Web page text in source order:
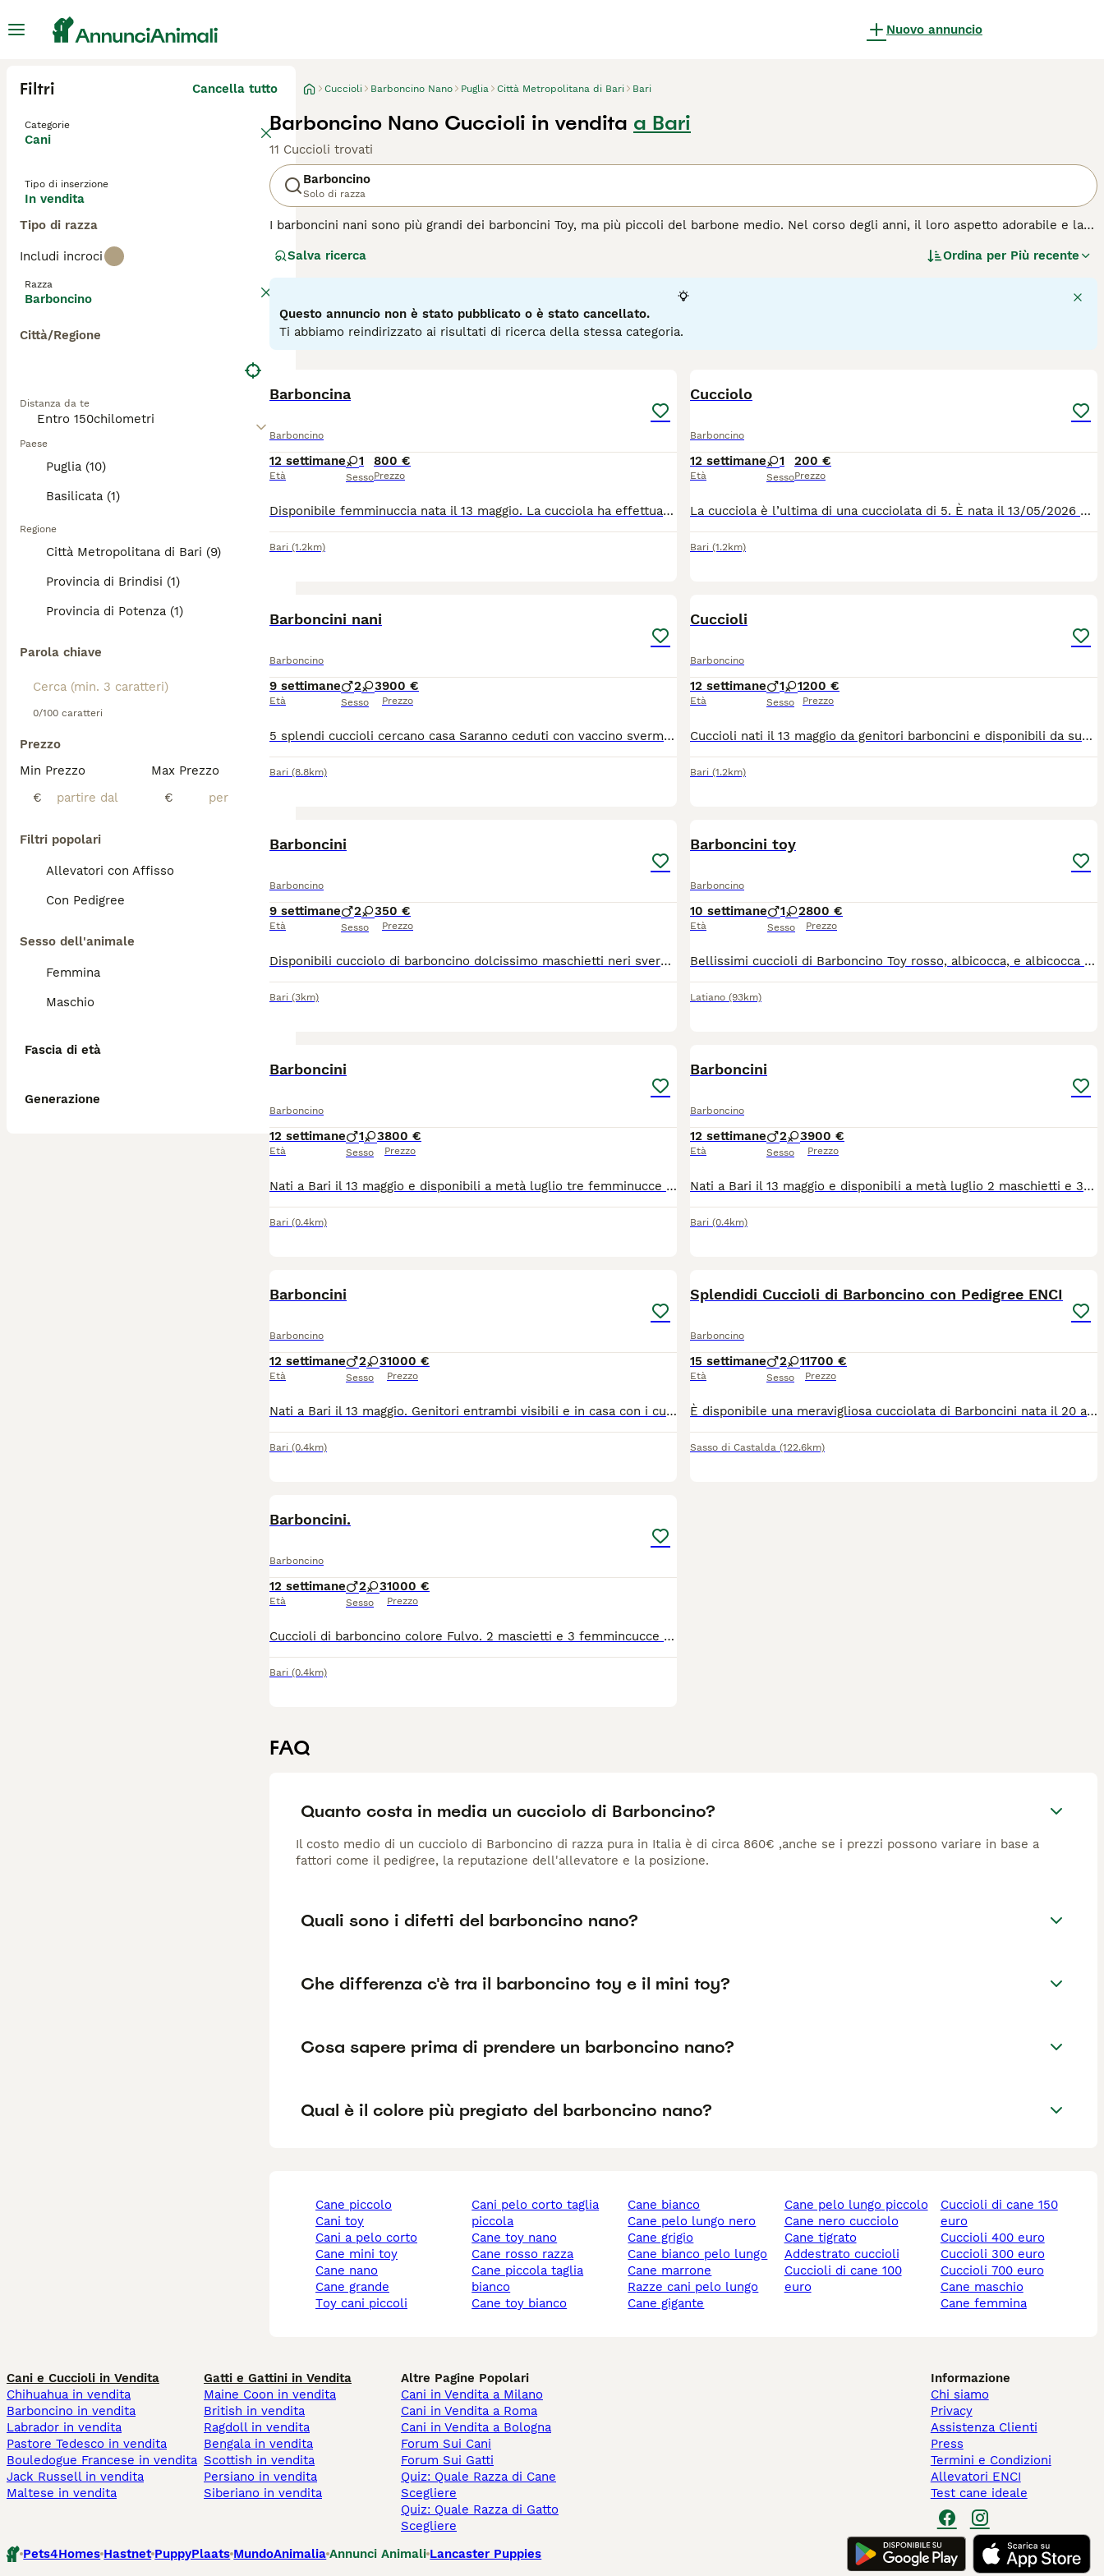
Nuovo annuncio
Filtri Cancella tutto
Categorie
Cani
Tipo di inserzione
In vendita
Tipo di razza
Includi incroci
Razza
Barboncino
Città/Regione
Distanza da te
Paese
Puglia (10)
Basilicata (1)
Regione
Città Metropolitana di Bari (9)
Provincia di Brindisi (1)
Provincia di Potenza (1)
Parola chiave
0/100 caratteri
Prezzo
Min Prezzo
€
Max Prezzo
€
Filtri popolari
Allevatori con Affisso
Con Pedigree
Sesso dell'animale
Femmina
Maschio
Fascia di età
Generazione
Cuccioli Barboncino Nano Puglia Città Metropolitana di Bari Bari
Barboncino Nano Cuccioli in vendita a Bari
11 Cuccioli trovati
Barboncino
Solo di razza
I barboncini nani sono più grandi dei barboncini Toy, ma più piccoli del barbone medio. Nel corso degli anni, il loro aspetto adorabile e la
un grosso vantaggio se si vuole condividere la casa con un barboncino. Il loro mantello, però, ha comunque bisogno di molta attenzione e
Leggi la nostra pagina di consigli sul Barboncinoper informazioni su questa razza di cane.
Salva ricerca Ordina per Più recente
Questo annuncio non è stato pubblicato o è stato cancellato.
Ti abbiamo reindirizzato ai risultati di ricerca della stessa categoria.
Barboncina
Barboncino
12 settimane
Età
1
Sesso
800 €
Prezzo
Disponibile femminuccia nata il 13 maggio. La cucciola ha effettuato i controlli veterinari, la sverminazione è il primo vaccino. Siamo a Policoro per le vacanze e poi saremo a bari
Bari (1.2km)
Cucciolo
Barboncino
12 settimane
Età
1
Sesso
200 €
Prezzo
La cucciola è l’ultima di una cucciolata di 5. È nata il 13/05/2026 ed è già disponibile. A differenza di fratelli e sorelle, nonché di mamma e papà, che hanno da subito presentato un manto undulato, la piccola si presenta con le orecchie ricce ma con il corpo liscio e morbidissimo. Nulla esclude un eventuale prossimo arricchimento, ma ad oggi così non è!
Bari (1.2km)
Barboncini nani
Barboncino
9 settimane
Età
2 3
Sesso
900 €
Prezzo
5 splendi cuccioli cercano casa Saranno ceduti con vaccino sverminazione e libretto sanitario genitori visibili 2 maschi neri e 3 femmine albicocca
Bari (8.8km)
Cuccioli
Barboncino
12 settimane
Età
1 1
Sesso
200 €
Prezzo
Cuccioli nati il 13 maggio da genitori barboncini e disponibili da subito a Policoro o Bari. I cuccioli hanno fatto sverminazione e primo vaccino
Bari (1.2km)
Barboncini
Barboncino
9 settimane
Età
2 3
Sesso
50 €
Prezzo
Disponibili cucciolo di barboncino dolcissimo maschietti neri sverminato e 1 vaccino con libretto sanitario
Bari (3km)
Barboncini toy
Barboncino
10 settimane
Età
1 2
Sesso
800 €
Prezzo
Bellissimi cuccioli di Barboncino Toy rosso, albicocca, e albicocca scuro, nati il 27 maggio. Saranno cedute al compimento dei 2 mesi, il 27 luglio, con libretto sanitario e prima vaccinazione. Per maggiori informazioni non esitate a contattarmi.
Latiano (93km)
Barboncini
Barboncino
12 settimane
Età
1 3
Sesso
800 €
Prezzo
Nati a Bari il 13 maggio e disponibili a metà luglio tre femminucce e un maschietto di barboncino. I genitori sono visibili
Bari (0.4km)
Barboncini
Barboncino
12 settimane
Età
2 3
Sesso
900 €
Prezzo
Nati a Bari il 13 maggio e disponibili a metà luglio 2 maschietti e 3 femminucceGenitori entrambi visibili.
Bari (0.4km)
Barboncini
Barboncino
12 settimane
Età
2 3
Sesso
1000 €
Prezzo
Nati a Bari il 13 maggio. Genitori entrambi visibili e in casa con i cuccioli. Sono disponibili 3 femmine e 2 maschi
Bari (0.4km)
Splendidi Cuccioli di Barboncino con Pedigree ENCI
Barboncino
15 settimane
Età
2 1
Sesso
1700 €
Prezzo
È disponibile una meravigliosa cucciolata di Barboncini nata il 20 aprile, composta da due maschi e una femmina. I piccoli crescono in un ambiente familiare protetto, circondati da amore e attenzioni per garantire loro una corretta socializzazione e un carattere sano ed equilibrato. I genitori sono entrambi visibili ed eccellenti rappresentanti della razza: la mamma misura 26 cm al garrese e il papà misura 25 cm al garrese. I cuccioli saranno pronti per entrare a far parte delle loro nuove famiglie al compimento dei 90 giorni, indicativamente verso il 20 luglio. Verranno ceduti muniti di pedigree ENCI, microchip già inserito con relativa iscrizione all'anagrafe canina, ciclo vaccinale completo e regolare piano di sverminazioni registrato sul libretto sanitario. Il prezzo per ogni cucciolo è di 1.700 €. Per ricevere ulteriori informazioni, foto o video dei piccoli, o per fissare un appuntamento e venire a conoscerli di persona, potete contattarmi direttamente. L'annuncio è rivolto esclusivamente a veri amanti della razza.
Sasso di Castalda (122.6km)
Barboncini.
Barboncino
12 settimane
Età
2 3
Sesso
1000 €
Prezzo
Cuccioli di barboncino colore Fulvo. 2 mascietti e 3 femmincucce disponibili a Bari da metà luglio. Genitori entrambi visibili.
Bari (0.4km)
FAQ
Quanto costa in media un cucciolo di Barboncino?
Il costo medio di un cucciolo di Barboncino di razza pura in Italia è di circa 860€ ,anche se i prezzi possono variare in base a
fattori come il pedigree, la reputazione dell'allevatore e la posizione.
Quali sono i difetti del barboncino nano?
Che differenza c'è tra il barboncino toy e il mini toy?
Cosa sapere prima di prendere un barboncino nano?
Qual è il colore più pregiato del barboncino nano?
cane piccolo
cani toy
cani a pelo corto
cane mini toy
cane nano
cane grande
toy cani piccoli
cani pelo corto taglia
piccola
cane toy nano
cane rosso razza
cane piccola taglia
bianco
cane toy bianco
cane bianco
cane pelo lungo nero
cane grigio
cane bianco pelo lungo
cane marrone
razze cani pelo lungo
cane gigante
cane pelo lungo piccolo
cane nero cucciolo
cane tigrato
addestrato cuccioli
cuccioli di cane 100
euro
cuccioli di cane 150
euro
cuccioli 400 euro
cuccioli 300 euro
cuccioli 700 euro
cane maschio
cane femmina
Cani e Cuccioli in Vendita
Chihuahua in vendita
Barboncino in vendita
Labrador in vendita
Pastore Tedesco in vendita
Bouledogue Francese in vendita
Jack Russell in vendita
Maltese in vendita
Gatti e Gattini in Vendita
Maine Coon in vendita
British in vendita
Ragdoll in vendita
Bengala in vendita
Scottish in vendita
Persiano in vendita
Siberiano in vendita
Altre Pagine Popolari
Cani in Vendita a Milano
Cani in Vendita a Roma
Cani in Vendita a Bologna
Forum Sui Cani
Forum Sui Gatti
Quiz: Quale Razza di Cane
Scegliere
Quiz: Quale Razza di Gatto
Scegliere
Informazione
Chi siamo
Privacy
Assistenza Clienti
Press
Termini e Condizioni
Allevatori ENCI
Test cane ideale
Pets4Homes Hastnet PuppyPlaats MundoAnimalia Annunci Animali Lancaster Puppies